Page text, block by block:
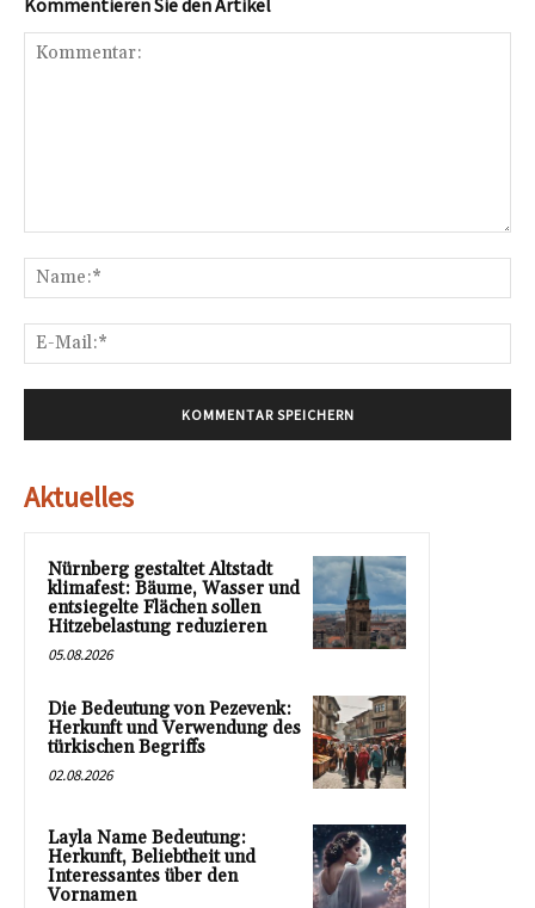
Aktuelles
Nürnberg gestaltet Altstadt
klimafest: Bäume, Wasser und
entsiegelte Flächen sollen
Hitzebelastung reduzieren
05.08.2026
Die Bedeutung von Pezevenk:
Herkunft und Verwendung des
türkischen Begriffs
02.08.2026
Layla Name Bedeutung:
Herkunft, Beliebtheit und
Interessantes über den
Vornamen